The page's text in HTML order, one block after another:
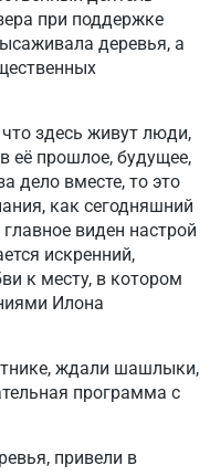
при поддержке
деревья, а
здесь живут люди,
её прошлое, будущее,
дело вместе, то это
как сегодняшний
виден настрой
искренний,
к месту, в котором
Илона
ждали шашлыки,
программа с
привели в